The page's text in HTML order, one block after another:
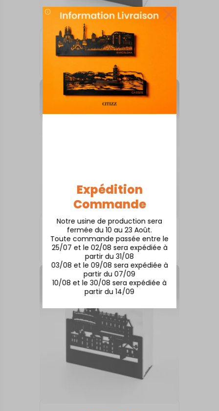
Expédition
Commande
Notre usine de production sera
fermée du 10 au 23 Août.
Toute commande passée entre le
25/07 et le 02/08 sera expédiée à
partir du 31/08
03/08 et le 09/08 sera expédiée à
partir du 07/09
10/08 et le 30/08 sera expédiée à
partir du 14/09
ARTS DE LA TABLE
Aix-en Provence
ARTS DE LA TABLE
Biarritz
18,00